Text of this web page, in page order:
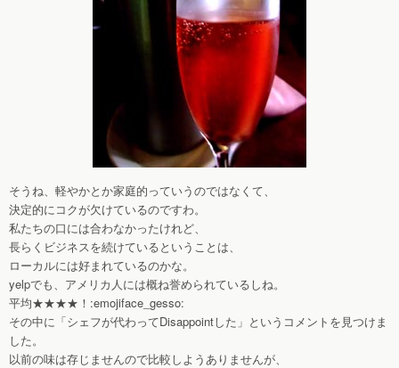
そうね、軽やかとか家庭的っていうのではなくて、
決定的にコクが欠けているのですわ。
私たちの口には合わなかったけれど、
長らくビジネスを続けているということは、
ローカルには好まれているのかな。
yelpでも、アメリカ人には概ね誉められているしね。
平均★★★★！:emojiface_gesso:
その中に「シェフが代わってDisappointした」というコメントを見つけま
した。
以前の味は存じませんので比較しようありませんが、